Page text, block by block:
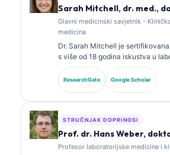
dijagnostici na temu
Sarah Mitchell, dr. med.,
Glavni medicinski savjetnik -
medicina
Dr. Sarah Mitchell je
s više od 18 godina iskustva u
i dijagnostičkoj analizi. Ima
iz kliničke biohemije i opsežno je
o panelima biomarkera i
ResearchGate Google Scholar
STRUČNJAK DOPRINOSI
Prof. dr. Hans Weber,
Profesor laboratorijske medicine i